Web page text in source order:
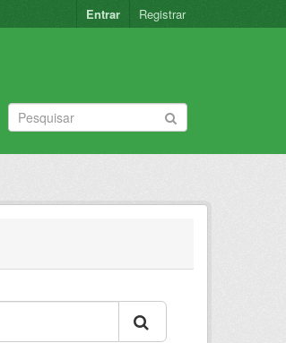
Entrar Registrar